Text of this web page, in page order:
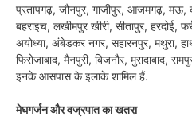
प्रतापगढ़, जौनपुर, गाजीपुर, आजमगढ़, मऊ,
बहराइच, लखीमपुर खीरी, सीतापुर, हरदोई,
अयोध्या, अंबेडकर नगर, सहारनपुर, मथुरा,
फिरोजाबाद, मैनपुरी, बिजनौर, मुरादाबाद,
इनके आसपास के इलाके शामिल हैं.
मेघगर्जन और वज्रपात का खतरा